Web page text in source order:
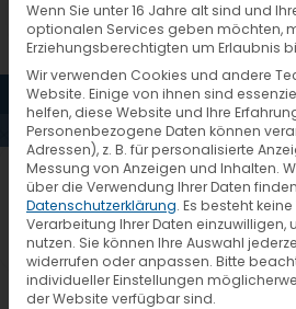
MENÜ
VTL-Azubis profitieren
von individueller
Wenn Sie unter 16 Jahre alt sind und
optionalen Services geben möchten,
Erziehungsberechtigten um Erlaubnis
Wir verwenden Cookies und andere
Website. Einige von ihnen sind
helfen, diese Website und Ihre
Personenbezogene Daten können
Adressen), z. B. für personalisierte
Messung von Anzeigen und Inhalten.
über die Verwendung Ihrer Daten
Datenschutzerklärung. Es besteht
Verarbeitung Ihrer Daten einzuwilligen,
nutzen. Sie können Ihre Auswahl
widerrufen oder anpassen. Bitte
individueller Einstellungen
der Website verfügbar sind.